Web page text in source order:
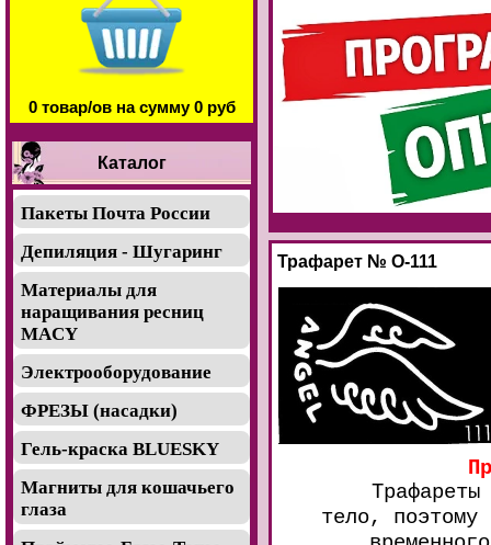
0 товар/ов на сумму 0 руб
Каталог
Пакеты Почта России
Депиляция - Шугаринг
Материалы для
наращивания ресниц
MACY
Электрооборудование
ФРЕЗЫ (насадки)
Гель-краска BLUESKY
Магниты для кошачьего
глаза
Трафарет № О-111
тело, поэтому